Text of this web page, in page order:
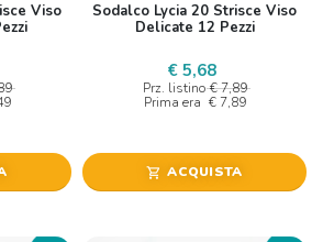
Viso
Sodalco Lycia 20 Strisce Viso
Delicate 12 Pezzi
€ 5,68
Prz. listino € 7,89
Prima era € 7,89
shopping_cart ACQUISTA